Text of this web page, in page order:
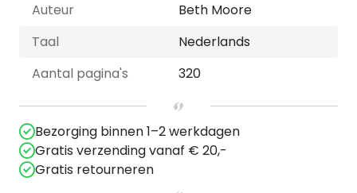
Auteur
Beth Moore
Taal
Nederlands
Aantal pagina's
320
Bezorging binnen 1–2 werkdagen
Gratis verzending vanaf € 20,-
Gratis retourneren